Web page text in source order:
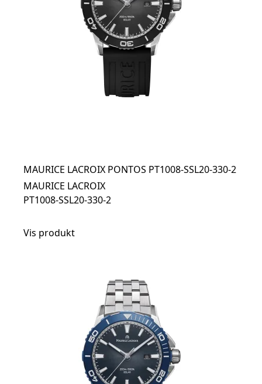
MAURICE LACROIX PONTOS PT1008-SSL20-330-2
MAURICE LACROIX
PT1008-SSL20-330-2
Vis produkt